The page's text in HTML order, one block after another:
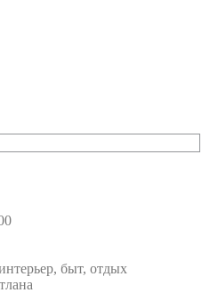
быт, отдых